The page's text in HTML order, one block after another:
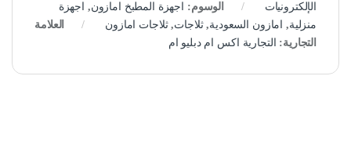
الإلكترونيات
الوسوم: اجهزة المطبخ امازون, اجهزة
منزلية, امازون السعودية,ثلاجات,ثلاجات امازون
العلامة
التجارية: التجارية اكس ام دبليو ام